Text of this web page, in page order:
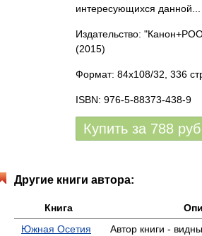
интересующихся данной...
Издательство:
(2015)
Формат: 84x108/32, 336
ISBN: 976-5-88373-438-9
Купить за 788 руб
Другие книги автора:
Книга
Южная Осетия
Автор книги -